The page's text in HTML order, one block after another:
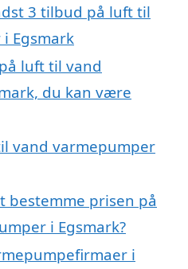
3 tilbud på luft til
Egsmark
luft til vand
du kan være
vand varmepumper
bestemme prisen på
i Egsmark?
i